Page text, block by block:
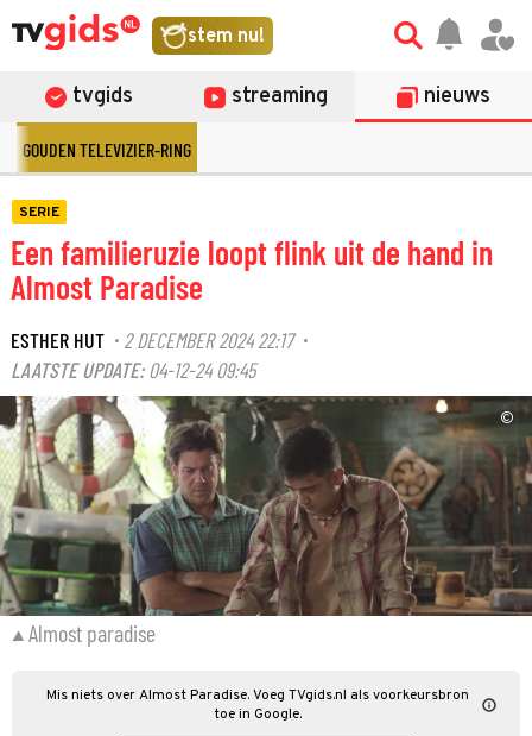
stem nu!
tvgids streaming nieuws
GOUDEN TELEVIZIER-RING
SERIE
Een familieruzie loopt flink uit de hand in
Almost Paradise
ESTHER HUT · 2 DECEMBER 2024 22:17·
LAATSTE UPDATE: 04-12-24 09:45
©
Almost paradise
Mis niets over Almost Paradise. Voeg TVgids.nl als voorkeursbron
toe in Google.